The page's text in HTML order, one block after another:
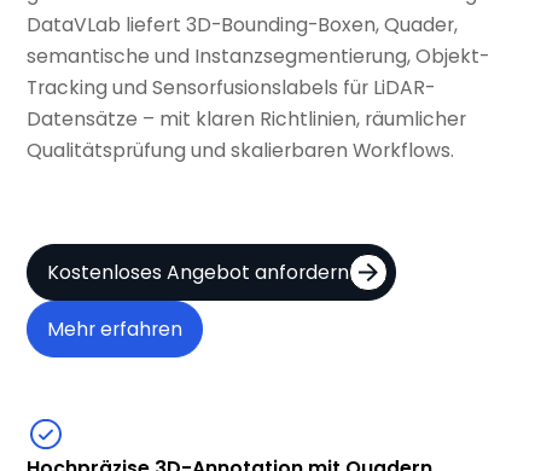
DataVLab liefert 3D-Bounding-Boxen, Quader,
semantische und Instanzsegmentierung, Objekt-
Tracking und Sensorfusionslabels für LiDAR-
Datensätze – mit klaren Richtlinien, räumlicher
Qualitätsprüfung und skalierbaren Workflows.
Kostenloses Angebot anfordern
Mehr erfahren